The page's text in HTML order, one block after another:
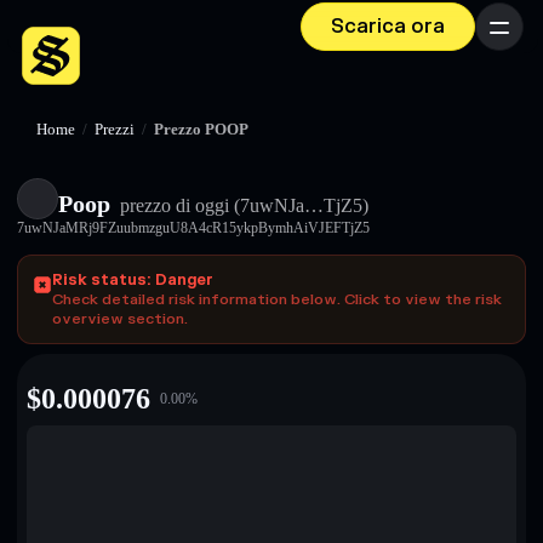
Scarica ora Menu
Home / Prezzi / Prezzo POOP
Poop prezzo di oggi (7uwNJa…TjZ5)
7uwNJaMRj9FZuubmzguU8A4cR15ykpBymhAiVJEFTjZ5
Risk status: Danger
Check detailed risk information below. Click to view the risk
overview section.
$0.000076 0.00%